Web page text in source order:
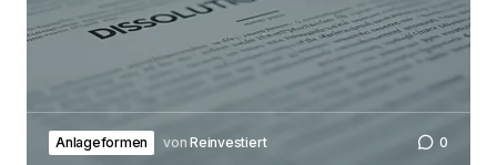
Anlageformen von Reinvestiert 0